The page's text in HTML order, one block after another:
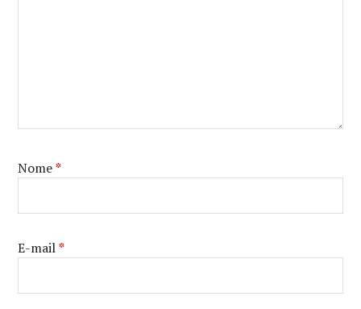
Nome*
E-mail*